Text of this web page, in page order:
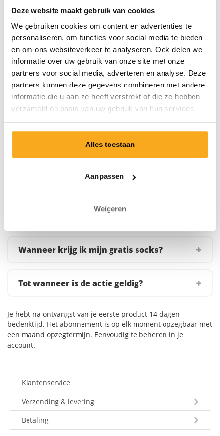
Deze website maakt gebruik van cookies
We gebruiken cookies om content en advertenties te
personaliseren, om functies voor social media te bieden
en om ons websiteverkeer te analyseren. Ook delen we
informatie over uw gebruik van onze site met onze
partners voor social media, adverteren en analyse. Deze
partners kunnen deze gegevens combineren met andere
informatie die u aan ze heeft verstrekt of die ze hebben
verzameld op basis van uw gebruik van hun services.
Alles toestaan
Aanpassen
Weigeren
Je gratis socks ligt klaar.
Sluit nu je abonnement af en ontvang een gratis
welkomstcadeau bij je eerste levering! Exclusieve designs,
topkwaliteit en verrassende prints voor een scherpe prijs.
Waar wacht je nog op?
Wanneer krijg ik mijn gratis socks?
Tot wanneer is de actie geldig?
Je hebt na ontvangst van je eerste product 14 dagen
bedenktijd. Het abonnement is op elk moment opzegbaar met
een maand opzegtermijn. Eenvoudig te beheren in je
account.
Klantenservice
Verzending & levering
Betaling